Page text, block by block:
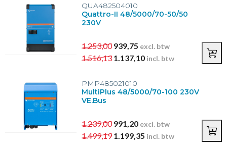
QUA482504010
Quattro-II 48/5000/70-50/50
230V
1.253,00939,75 excl. btw
1.516,13 1.137,10 incl. btw
PMP485021010
MultiPlus 48/5000/70-100 230V
VE.Bus
1.239,00991,20 excl. btw
1.499,191.199,35 incl. btw